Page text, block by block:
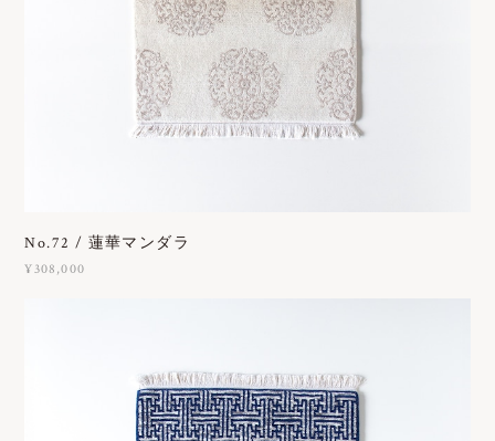
No.72 / 蓮華マンダラ
¥308,000